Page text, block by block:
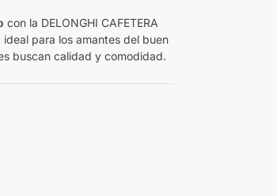
con la DELONGHI CAFETERA
ideal para los amantes del buen
buscan calidad y comodidad.